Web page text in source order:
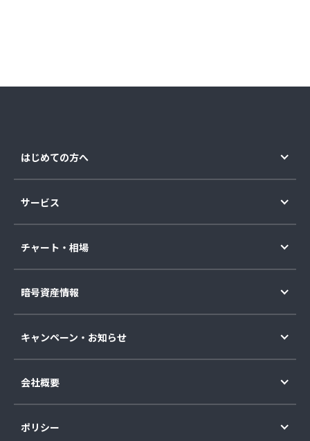
はじめての方へ
サービス
チャート・相場
暗号資産情報
キャンペーン・お知らせ
会社概要
ポリシー